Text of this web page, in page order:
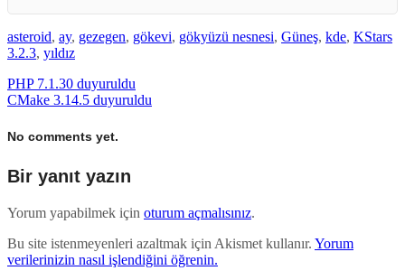
asteroid, ay, gezegen, gökevi, gökyüzü nesnesi, Güneş, kde, KStars
3.2.3, yıldız
PHP 7.1.30 duyuruldu
CMake 3.14.5 duyuruldu
No comments yet.
Bir yanıt yazın
Yorum yapabilmek için oturum açmalısınız.
Bu site istenmeyenleri azaltmak için Akismet kullanır. Yorum
verilerinizin nasıl işlendiğini öğrenin.